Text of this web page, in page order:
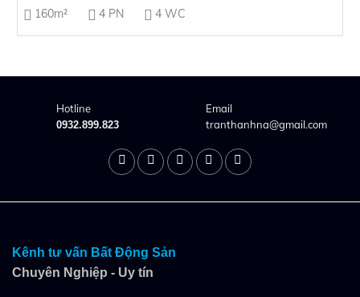
160m² 4 PN 4 WC
Hotline
0932.899.823
Email
tranthanhna@gmail.com
Kênh tư vấn Bất Động Sản
Chuyên Nghiệp - Uy tín